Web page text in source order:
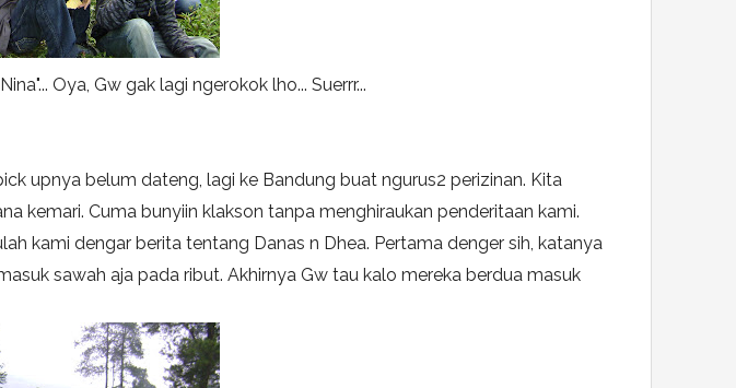
Oya, Gw gak lagi ngerokok lho... Suerrr...
upnya belum dateng, lagi ke Bandung buat ngurus2 perizinan. Kita
kemari. Cuma bunyiin klakson tanpa menghiraukan penderitaan kami.
kami dengar berita tentang Danas n Dhea. Pertama denger sih, katanya
sawah aja pada ribut. Akhirnya Gw tau kalo mereka berdua masuk